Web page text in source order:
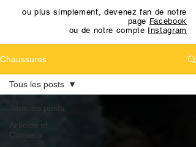
ou plus simplement, devenez fan de notre
page Facebook
ou de notre compte Instagram
Chaussures
Tous les posts
Articles et
Conseils
Tous les posts